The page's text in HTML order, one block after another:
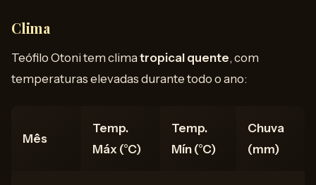
Clima
Teófilo Otoni tem climatropical quente, com
temperaturas elevadas durante todo o ano:
Mês
Temp.
Máx (°C)
Temp.
Mín (°C)
Chuva
(mm)